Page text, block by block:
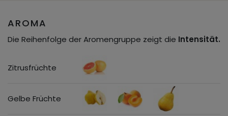
AROMA
Die Reihenfolge der Aromengruppe zeigt die Intensität.
Zitrusfrüchte
Gelbe Früchte